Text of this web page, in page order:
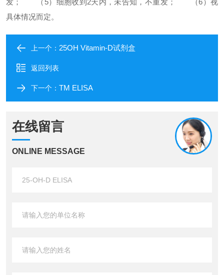
发；
（5）细胞收到2天内，未告知，不重发；
（6）视
具体情况而定。
上一个： 25OH Vitamin-D试剂盒
返回列表
下一个： TM ELISA
在线留言
ONLINE MESSAGE